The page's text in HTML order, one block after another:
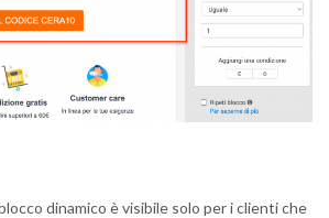
dinamico è visibile solo per i clienti che